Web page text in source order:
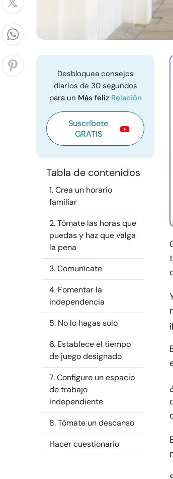
Desbloquea consejos
diarios de 30 segundos
para un Más feliz Relación
Suscríbete
GRATIS
Tabla de contenidos
1. Crea un horario
familiar
2. Tómate las horas que
puedas y haz que valga
la pena
3. Comunícate
4. Fomentar la
independencia
5. No lo hagas solo
6. Establece el tiempo
de juego designado
7. Configure un espacio
de trabajo
independiente
8. Tómate un descanso
Hacer cuestionario